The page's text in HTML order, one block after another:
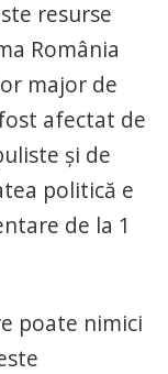
resurse
România
major de
afectat de
și de
politică e
de la 1
poate nimici